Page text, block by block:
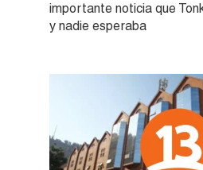
importante noticia que
y nadie esperaba